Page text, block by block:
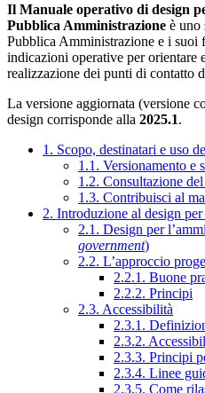
Il Manuale operativo di design
Pubblica Amministrazione è uno
Pubblica Amministrazione e i
indicazioni operative per orientare
realizzazione dei punti di contatto
La versione aggiornata (versione
design corrisponde alla 2025.1.
1. Scopo, destinatari e uso
1.1. Versionamento e
1.2. Consultazione
1.3. Contribuisci al
2. Introduzione al design
2.1. Design per
government)
2.2. L’approccio
2.2.1. Buone
2.2.2. Principi
2.3. Accessibilità
2.3.1.
2.3.2.
2.3.3. Principi
2.3.4. Linee
2.3.5. Come